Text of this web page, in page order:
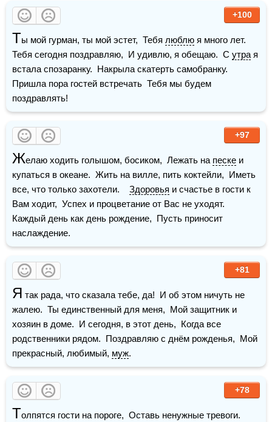
+100
Ты мой гурман, ты мой эстет,  Тебя люблю я много лет.
Тебя сегодня поздравляю,  И удивлю, я обещаю.  С утра я
встала спозаранку.  Накрыла скатерть самобранку.
Пришла пора гостей встречать  Тебя мы будем
поздравлять!
+97
Желаю ходить голышом, босиком,  Лежать на песке и
купаться в океане.  Жить на вилле, пить коктейли,  Иметь
все, что только захотели. Здоровья и счастье в гости к
Вам ходит,  Успех и процветание от Вас не уходят.
Каждый день как день рождение,  Пусть приносит
наслаждение.
+81
Я так рада, что сказала тебе, да!  И об этом ничуть не
жалею.  Ты единственный для меня,  Мой защитник и
хозяин в доме.  И сегодня, в этот день,  Когда все
родственники рядом.  Поздравляю с днём рожденья,  Мой
прекрасный, любимый, муж.
+78
Толпятся гости на пороге,  Оставь ненужные тревоги.